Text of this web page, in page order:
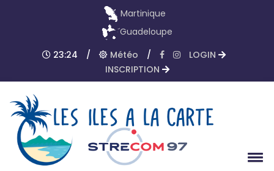
Martinique
Guadeloupe
23:24
/ Météo /
LOGIN
INSCRIPTION